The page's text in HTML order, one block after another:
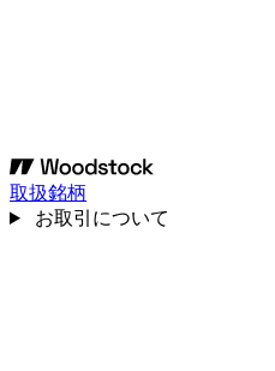
取扱銘柄
お取引について